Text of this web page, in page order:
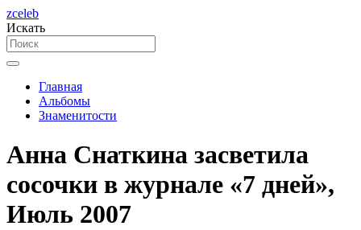
zceleb
Искать
Главная
Альбомы
Знаменитости
Анна Снаткина засветила
сосочки в журнале «7 дней»,
Июль 2007